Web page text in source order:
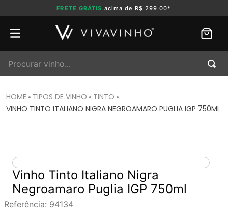
FRETE GRÁTIS acima de R$ 299,00*
TIPOS DE VINHO
TINTO
VINHO TINTO ITALIANO NIGRA NEGROAMARO PUGLIA IGP 750ML
Vinho Tinto Italiano Nigra
Negroamaro Puglia IGP 750ml
Referência: 94134